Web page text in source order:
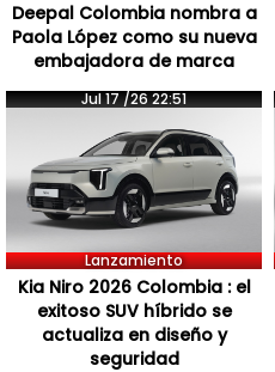
Deepal Colombia nombra a
Paola López como su nueva
embajadora de marca
Jul 17 /26 22:51
Lanzamiento
Kia Niro 2026 Colombia : el
exitoso SUV híbrido se
actualiza en diseño y
seguridad